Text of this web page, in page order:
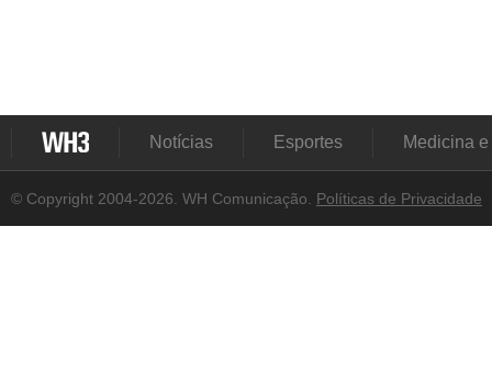
Notícias Esportes Medicina
© Copyright 2004-2026. WH Comunicação. Políticas de Privacidade